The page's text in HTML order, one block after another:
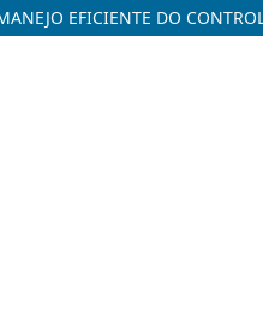
EFICIENTE DO